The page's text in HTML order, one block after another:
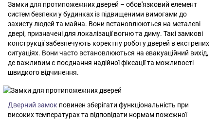
Замки для протипожежних дверей – обов'язковий елемент
систем безпеки у будинках із підвищеними вимогами до
захисту людей та майна. Вони встановлюються на металеві
двері, призначені для локалізації вогню та диму. Такі замкові
конструкції забезпечують коректну роботу дверей в екстрених
ситуаціях. Вони часто встановлюються на евакуаційний вихід,
де важливим є поєднання надійної фіксації та можливості
швидкого відчинення.
Дверний замок повинен зберігати функціональність при
високих температурах та відповідати нормам пожежної